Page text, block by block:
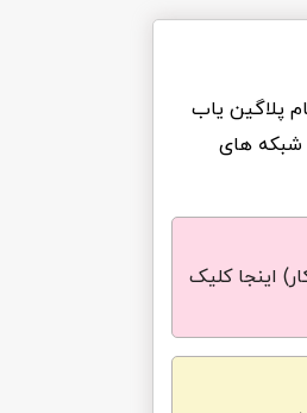
پلاگین یاب
شبکه های
اینجا کلیک